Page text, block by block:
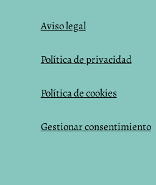
Aviso legal
Política de privacidad
Política de cookies
Gestionar consentimiento